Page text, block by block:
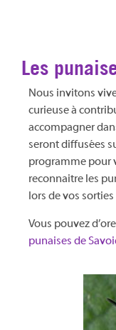
Les
Nous invitons
curieuse à
accompagner
seront diffusées
programme pour
reconnaitre les
lors de vos
Vous pouvez
punaises de